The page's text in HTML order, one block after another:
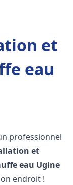
et
eau
professionnel
et
eau Ugine
endroit !